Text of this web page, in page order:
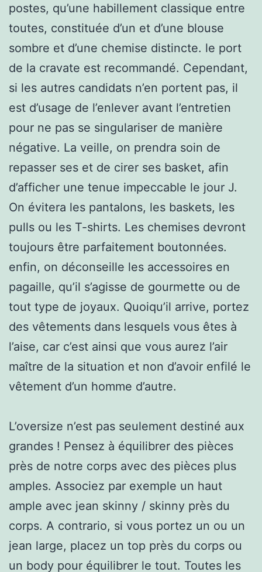
postes, qu’une habillement classique entre
toutes, constituée d’un et d’une blouse
sombre et d’une chemise distincte. le port
de la cravate est recommandé. Cependant,
si les autres candidats n’en portent pas, il
est d’usage de l’enlever avant l’entretien
pour ne pas se singulariser de manière
négative. La veille, on prendra soin de
repasser ses et de cirer ses basket, afin
d’afficher une tenue impeccable le jour J.
On évitera les pantalons, les baskets, les
pulls ou les T-shirts. Les chemises devront
toujours être parfaitement boutonnées.
enfin, on déconseille les accessoires en
pagaille, qu’il s’agisse de gourmette ou de
tout type de joyaux. Quoiqu’il arrive, portez
des vêtements dans lesquels vous êtes à
l’aise, car c’est ainsi que vous aurez l’air
maître de la situation et non d’avoir enfilé le
vêtement d’un homme d’autre.
L’oversize n’est pas seulement destiné aux
grandes ! Pensez à équilibrer des pièces
près de notre corps avec des pièces plus
amples. Associez par exemple un haut
ample avec jean skinny / skinny près du
corps. A contrario, si vous portez un ou un
jean large, placez un top près du corps ou
un body pour équilibrer le tout. Toutes les